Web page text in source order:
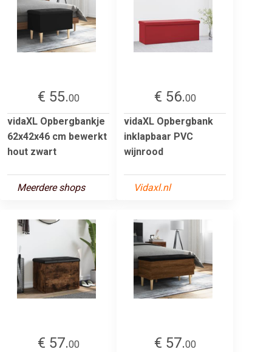
€ 55.00
vidaXL Opbergbankje
62x42x46 cm bewerkt
hout zwart
Meerdere shops
€ 56.00
vidaXL Opbergbank
inklapbaar PVC
wijnrood
Vidaxl.nl
€ 57.00
€ 57.00